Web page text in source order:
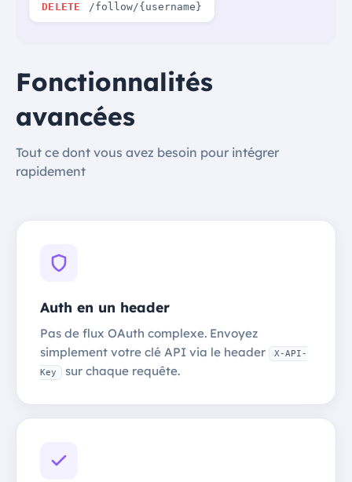
DELETE /follow/{username}
Fonctionnalités
avancées
Tout ce dont vous avez besoin pour intégrer
rapidement
Auth en un header
Pas de flux OAuth complexe. Envoyez
simplement votre clé API via le header
X-API-
Key
sur chaque requête.